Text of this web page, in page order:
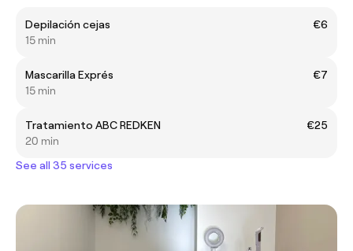
Depilación cejas
€6
15 min
Mascarilla Exprés
€7
15 min
Tratamiento ABC REDKEN
€25
20 min
See all 35 services